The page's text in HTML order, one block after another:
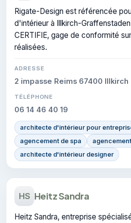
Rigate-Design est référencée
d'intérieur à Illkirch-
CERTIFIE, gage de conformité
réalisées.
ADRESSE
2 impasse Reims 67400
TÉLÉPHONE
06 14 46 40 19
architecte d'intérieur pour
agencement de spa
architecte d'intérieur designer
HS Heitz Sandra
Heitz Sandra, entreprise